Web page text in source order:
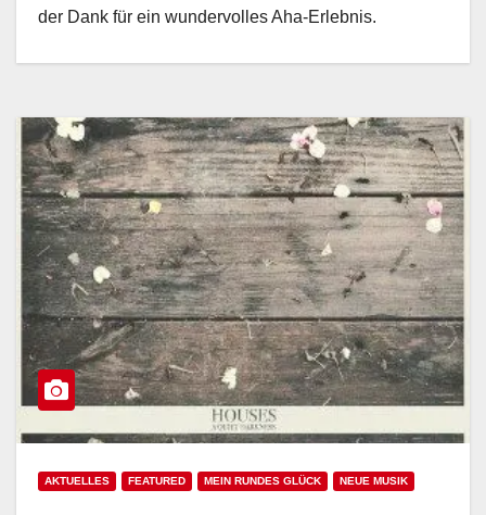
der Dank für ein wundervolles Aha-Erlebnis.
AKTUELLES FEATURED MEIN RUNDES GLÜCK NEUE MUSIK